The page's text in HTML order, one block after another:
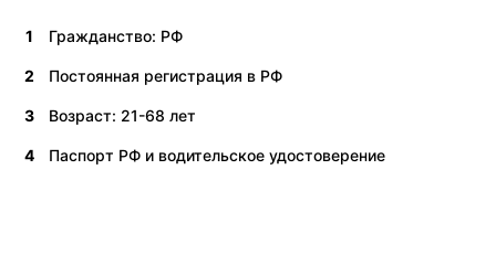
1 Гражданство: РФ
2 Постоянная регистрация в РФ
3 Возраст: 21-68 лет
4 Паспорт РФ и водительское удостоверение